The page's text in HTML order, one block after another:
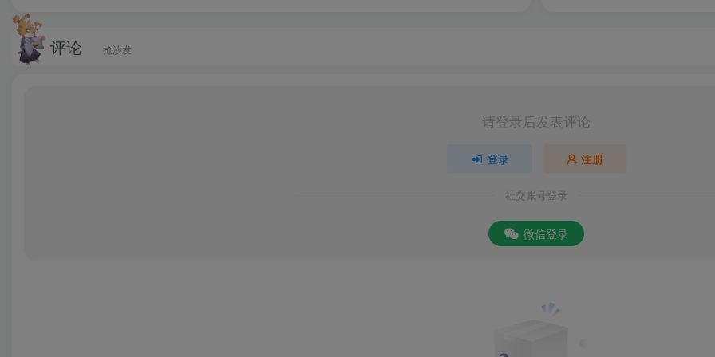
5、齐商特色：排队预约可在营业时间内随时查询任一网点排队详情，实现跨越空间进行排队；主动收款、手机号转账，
6、安全保障：采用登录密码验证、交易密码验证等多重加密验证方式保护您账户安全，另外在登录密码和交易密码输入
评论 抢沙发
请登录后发表评论
登录 注册
社交账号登录
微信登录